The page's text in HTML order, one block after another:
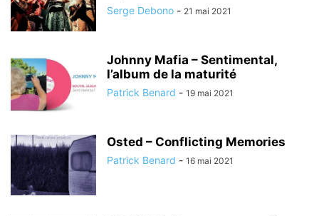
Serge Debono - 21 mai 2021
Johnny Mafia – Sentimental,
l’album de la maturité
Patrick Benard - 19 mai 2021
Osted – Conflicting Memories
Patrick Benard - 16 mai 2021